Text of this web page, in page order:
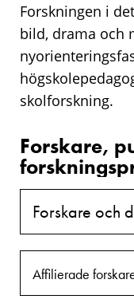
Forskningen i
bild, drama och
skolforskning.
Forskare,
Forskare och
Affilierade